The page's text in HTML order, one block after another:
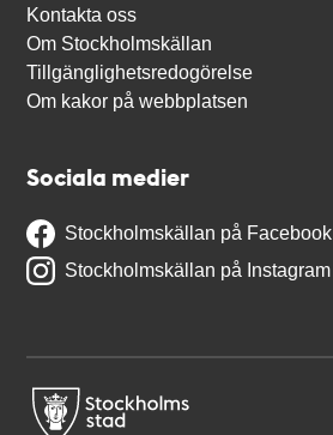
Kontakta oss
Om Stockholmskällan
Tillgänglighetsredogörelse
Om kakor på webbplatsen
Sociala medier
Stockholmskällan på Facebook
Stockholmskällan på Instagram